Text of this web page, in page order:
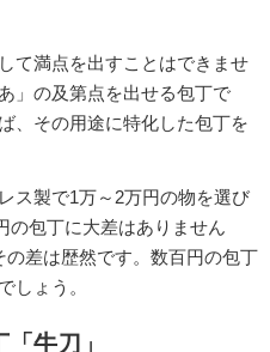
て満点を出すことはできませ
」の及第点を出せる包丁で
、その用途に特化した包丁を
ス製で1万～2万円の物を選び
の包丁に大差はありません
差は歴然です。数百円の包丁
しょう。
牛刀」